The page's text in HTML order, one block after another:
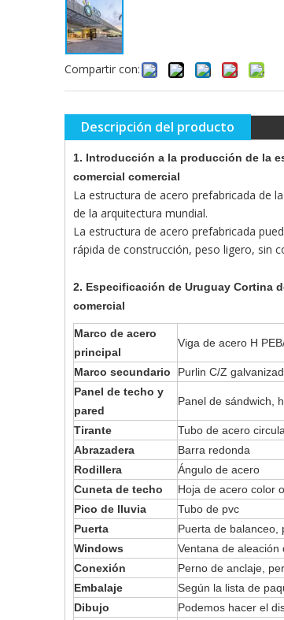
Compartir con:
Descripción del producto
1. Introducción a la producción de la
comercial comercial
La estructura de acero prefabricada de
de la arquitectura mundial.
La estructura de acero prefabricada
rápida de construcción, peso ligero, sin
2. Especificación de Uruguay Cortina
comercial
Marco de acero
principal
Viga de acero H
Marco secundario
Purlin C/Z
Panel de techo y
pared
Panel de sándwich,
Tirante
Tubo de acero
Abrazadera
Barra redonda
Rodillera
Ángulo de acero
Cuneta de techo
Hoja de acero color
Pico de lluvia
Tubo de pvc
Puerta
Puerta de balanceo,
Windows
Ventana de aleación
Conexión
Perno de anclaje,
Embalaje
Según la lista de
Dibujo
Podemos hacer el